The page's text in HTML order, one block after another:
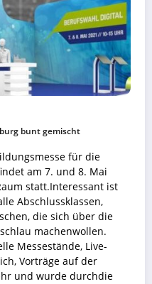
bunt gemischt
für die
am 7. und 8. Mai
statt.Interessant ist
Abschlussklassen,
die sich über die
machenwollen.
Messestände, Live-
Vorträge auf der
und wurde durchdie